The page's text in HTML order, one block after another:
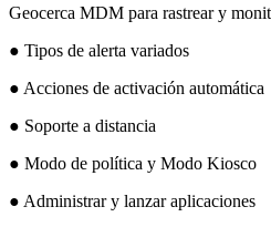
Geocerca MDM para rastrear y
● Tipos de alerta variados
● Acciones de activación automática
● Soporte a distancia
● Modo de política y Modo Kiosco
● Administrar y lanzar aplicaciones